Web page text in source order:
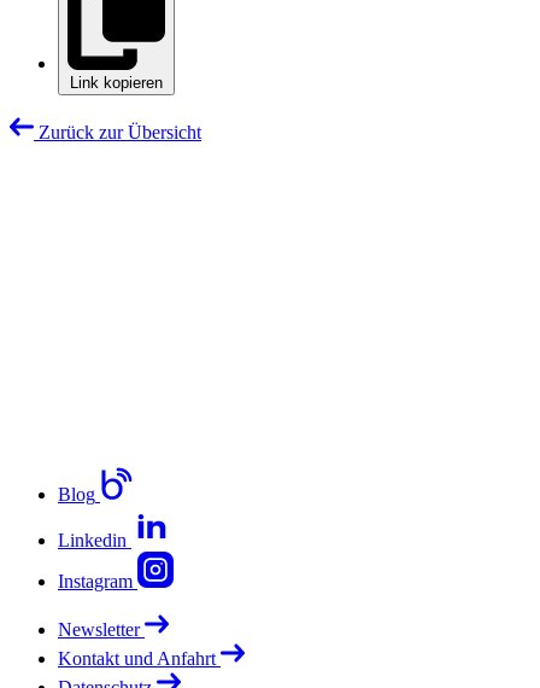
Link kopieren
Zurück zur Übersicht
Blog
Linkedin
Instagram
Newsletter
Kontakt und Anfahrt